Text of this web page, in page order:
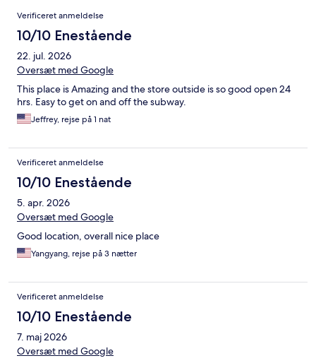
Anmeldelser
Verificeret anmeldelse
10/10 Enestående
22. jul. 2026
Oversæt med Google
This place is Amazing and the store outside is so good open 24
hrs. Easy to get on and off the subway.
Jeffrey, rejse på 1 nat
Verificeret anmeldelse
10/10 Enestående
5. apr. 2026
Oversæt med Google
Good location, overall nice place
Yangyang, rejse på 3 nætter
Verificeret anmeldelse
10/10 Enestående
7. maj 2026
Oversæt med Google